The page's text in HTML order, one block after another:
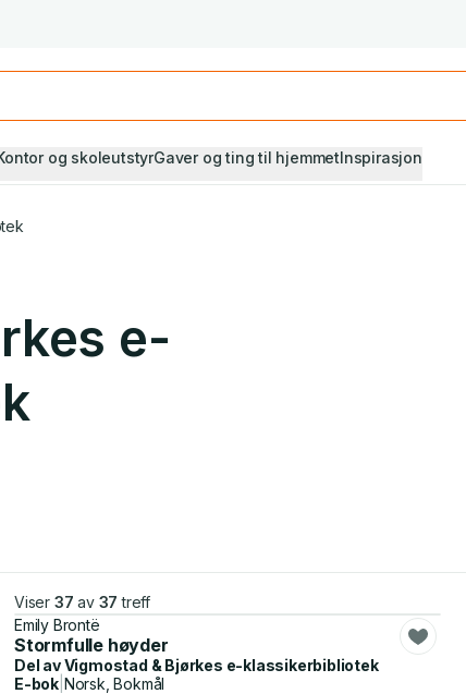
og skoleutstyrGaver og ting til hjemmetInspirasjon
e-
Viser 37 av 37 treff
Emily Brontë
Stormfulle høyder
Del avVigmostad & Bjørkes e-klassikerbibliotek
E-bok Norsk, Bokmål